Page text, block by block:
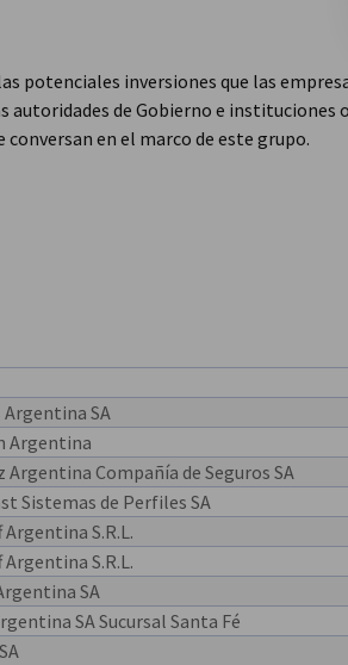
potenciales inversiones que las
de Gobierno e instituciones o
en el marco de este grupo.
Argentina SA
Argentina
Argentina Compañía de Seguros SA
Sistemas de Perfiles SA
S.R.L.
S.R.L.
SA
SA Sucursal Santa Fé